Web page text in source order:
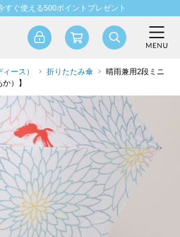
すぐ使える500ポイントプレゼント
ース） 折りたたみ傘
晴雨兼用2段ミニ
）】